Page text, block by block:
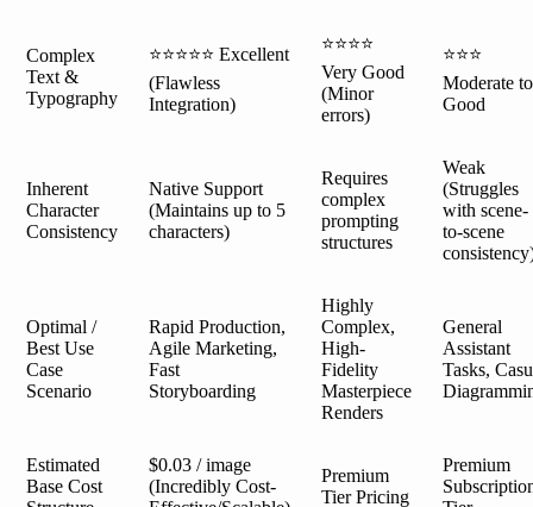
Complex
Text &
Typography
⭐⭐⭐⭐⭐ Excellent
(Flawless
Integration)
⭐⭐⭐⭐
Very Good
(Minor
errors)
⭐⭐⭐
Moderate to
Good
Inherent
Character
Consistency
Native Support
(Maintains up to 5
characters)
Requires
complex
prompting
structures
Weak
(Struggles
with scene-
to-scene
Optimal /
Best Use
Case
Scenario
Rapid Production,
Agile Marketing,
Fast
Storyboarding
Highly
Complex,
High-
Fidelity
Masterpiece
Renders
General
Assistant
Tasks,
Estimated
Base Cost
$0.03 / image
(Incredibly Cost-
Premium
Tier Pricing
Premium